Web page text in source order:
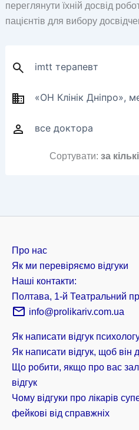
переглянути їхній досвід
пацієнтів для вибору
Сортувати: за
Про нас
Як ми перевіряємо відгуки
Наші контакти:
Полтава, 1-й Театральний
info@prolikariv.com.ua
Як написати відгук
Як написати відгук, щоб він
Що робити, якщо про вас
відгук
Чому відгуки про лікарів
фейкові від справжніх